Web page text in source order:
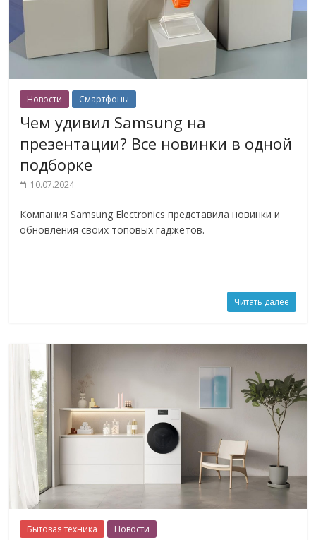
Новости Смартфоны
Чем удивил Samsung на
презентации? Все новинки в одной
подборке
10.07.2024
Компания Samsung Electronics представила новинки и
обновления своих топовых гаджетов.
Читать далее
Бытовая техника Новости